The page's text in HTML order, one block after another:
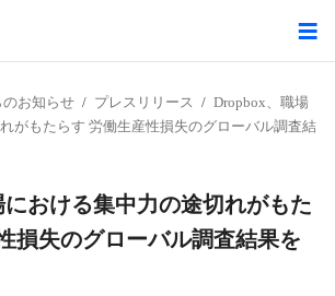
のお知らせ プレスリリース
Dropbox、職場
がもたらす 労働生産性損失のグローバル調査結
おける集中力の途切れがもた
損失のグローバル調査結果を